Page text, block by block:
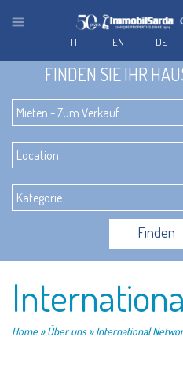
FINDEN SIE IHR
Finden
Home» Über uns » International
DE
EN
IT